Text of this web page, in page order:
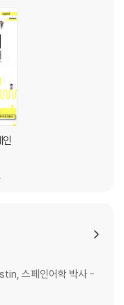
너는 어렸을 때 무엇을
los incas 이 도시는 잉
인
스페인어학 박사 -